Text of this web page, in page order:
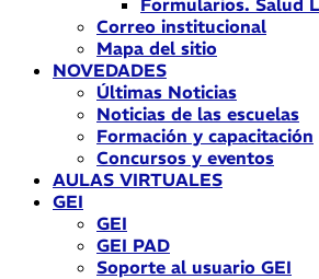
Formularios. Salud
Correo institucional
Mapa del sitio
NOVEDADES
Últimas Noticias
Noticias de las escuelas
Formación y capacitación
Concursos y eventos
AULAS VIRTUALES
GEI
GEI
GEI PAD
Soporte al usuario GEI